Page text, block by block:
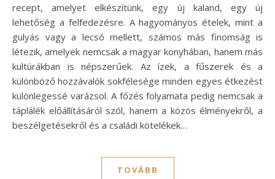
recept, amelyet elkészítünk, egy új kaland, egy új
lehetőség a felfedezésre. A hagyományos ételek, mint a
gulyás vagy a lecsó mellett, számos más finomság is
létezik, amelyek nemcsak a magyar konyhában, hanem más
kultúrákban is népszerűek. Az ízek, a fűszerek és a
különböző hozzávalók sokfélesége minden egyes étkezést
különlegessé varázsol. A főzés folyamata pedig nemcsak a
táplálék előállításáról szól, hanem a közös élményekről, a
beszélgetésekről és a családi kötelékek…
TOVÁBB